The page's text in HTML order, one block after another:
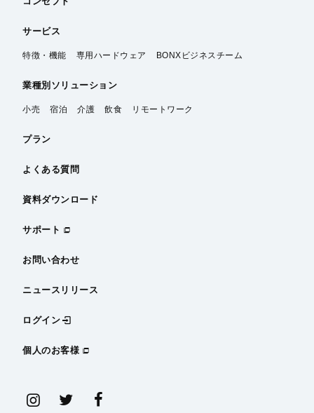
サービス
特徴・機能 専用ハードウェア BONXビジネスチーム
業種別 ソリューション
小売 宿泊 介護 飲食 リモートワーク
プラン
よくある質問
資料ダウンロード
サポート
お問い合わせ
ニュースリリース
ログイン
個人のお客様